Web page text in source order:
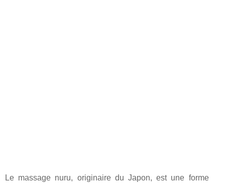
Le massage nuru, originaire du Japon, est une forme